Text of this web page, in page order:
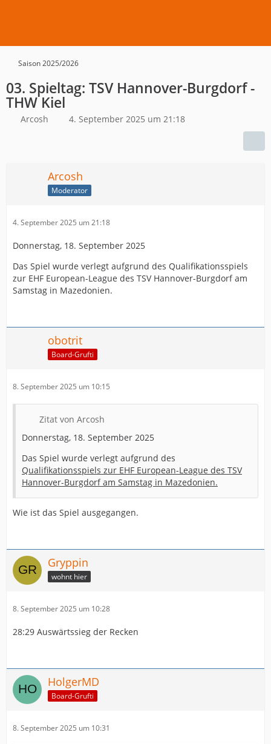
Saison 2025/2026
03. Spieltag: TSV Hannover-Burgdorf -
THW Kiel
Arcosh 4. September 2025 um 21:18
Arcosh
Moderator
4. September 2025 um 21:18
Donnerstag, 18. September 2025
Das Spiel wurde verlegt aufgrund des Qualifikationsspiels
zur EHF European-League des TSV Hannover-Burgdorf am
Samstag in Mazedonien.
obotrit
Board-Grufti
8. September 2025 um 10:15
Zitat von Arcosh
Donnerstag, 18. September 2025
Das Spiel wurde verlegt aufgrund des
Qualifikationsspiels zur EHF European-League des TSV
Hannover-Burgdorf am Samstag in Mazedonien.
Wie ist das Spiel ausgegangen.
Gryppin
wohnt hier
8. September 2025 um 10:28
28:29 Auswärtssieg der Recken
HolgerMD
Board-Grufti
8. September 2025 um 10:31